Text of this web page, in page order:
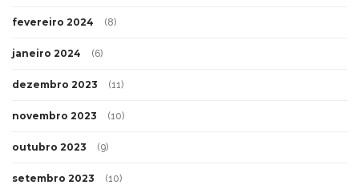
fevereiro 2024 (8)
janeiro 2024 (6)
dezembro 2023 (11)
novembro 2023 (10)
outubro 2023 (9)
setembro 2023 (10)